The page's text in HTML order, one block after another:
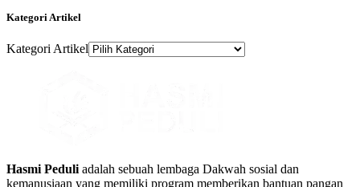
Kategori Artikel
Kategori Artikel
Hasmi Peduli adalah sebuah lembaga Dakwah sosial dan
kemanusiaan yang memiliki program memberikan bantuan pangan